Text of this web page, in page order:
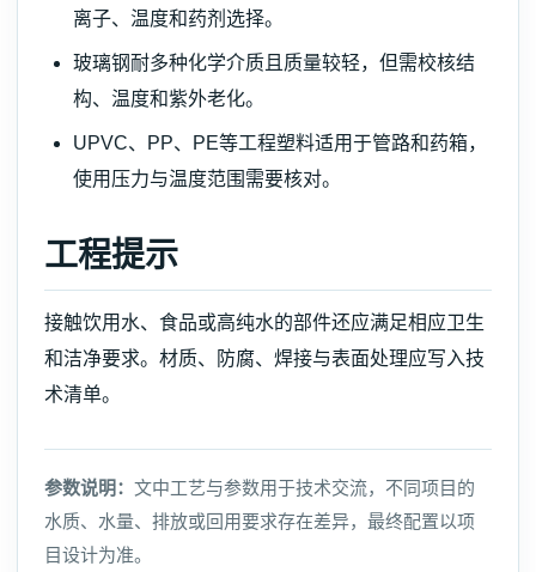
离子、温度和药剂选择。
玻璃钢耐多种化学介质且质量较轻，但需校核结
构、温度和紫外老化。
UPVC、PP、PE等工程塑料适用于管路和药箱，
使用压力与温度范围需要核对。
工程提示
接触饮用水、食品或高纯水的部件还应满足相应卫生
和洁净要求。材质、防腐、焊接与表面处理应写入技
术清单。
参数说明： 文中工艺与参数用于技术交流，不同项目的
水质、水量、排放或回用要求存在差异，最终配置以项
目设计为准。